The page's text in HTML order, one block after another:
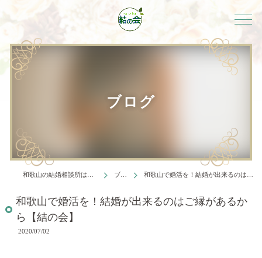
ブログ
ブログ 和歌山で婚活を！結婚が出来るのはご縁があるから【結の会】
和歌山で婚活を！結婚が出来るのはご縁があるか
ら【結の会】
2020/07/02